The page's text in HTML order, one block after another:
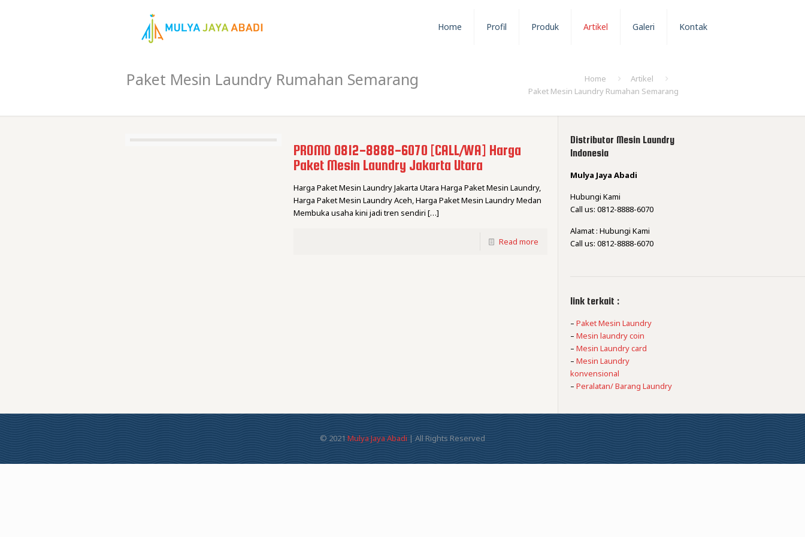
Home Profil Produk Artikel Galeri Kontak
Paket Mesin Laundry Rumahan Semarang Home
Artikel
Paket Mesin Laundry Rumahan Semarang
PROMO 0812-8888-6070 [CALL/WA] Harga
Paket Mesin Laundry Jakarta Utara
Harga Paket Mesin Laundry Jakarta Utara Harga Paket Mesin Laundry,
Harga Paket Mesin Laundry Aceh, Harga Paket Mesin Laundry Medan
Membuka usaha kini jadi tren sendiri […]
Read more
Distributor Mesin Laundry
Indonesia
Mulya Jaya Abadi
Hubungi Kami
Call us: 0812-8888-6070
Alamat : Hubungi Kami
Call us: 0812-8888-6070
link terkait :
–Paket Mesin Laundry
–Mesin laundry coin
–Mesin Laundry card
–Mesin Laundry
konvensional
–Peralatan/ Barang Laundry
© 2021 Mulya Jaya Abadi | All Rights Reserved